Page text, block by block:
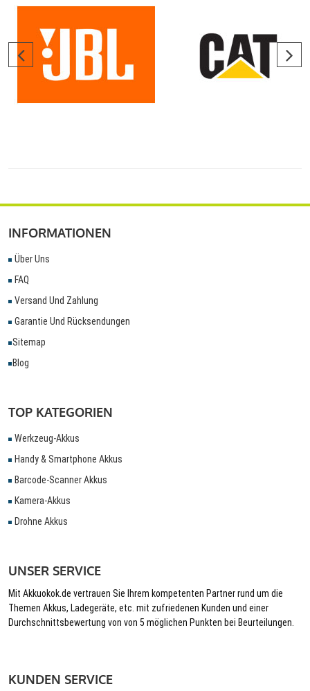
INFORMATIONEN
Über Uns
FAQ
Versand Und Zahlung
Garantie Und Rücksendungen
Sitemap
Blog
TOP KATEGORIEN
Werkzeug-Akkus
Handy & Smartphone Akkus
Barcode-Scanner Akkus
Kamera-Akkus
Drohne Akkus
UNSER SERVICE
Mit Akkuokok.de vertrauen Sie Ihrem kompetenten Partner rund um die
Themen Akkus, Ladegeräte, etc. mit zufriedenen Kunden und einer
Durchschnittsbewertung von von 5 möglichen Punkten bei Beurteilungen.
KUNDEN SERVICE